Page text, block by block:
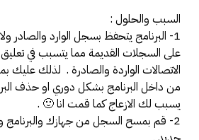
السبب والحلول :
1- البرنامج يتحفظ بسجل الوارد والصادر
على السجلات القديمة مما يتسبب في تعليق
الاتصالات الواردة والصادرة . لذلك
من داخل البرنامج بشكل دوري او حذف
يسبب لك الازعاج كما قمت انا 🙂 .
2- قم بمسح السجل من جهازك والبرنامج